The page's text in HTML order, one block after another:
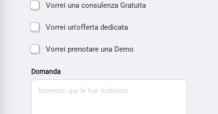
Vorrei una consulenza Gratuita
Vorrei un'offerta dedicata
Vorrei prenotare una Demo
Domanda